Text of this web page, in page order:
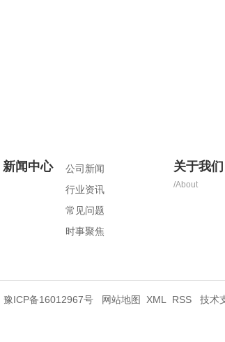
新闻中心
公司新闻
行业资讯
常见问题
时事聚焦
关于我们
/About
豫ICP备16012967号 网站地图 XML RSS技术